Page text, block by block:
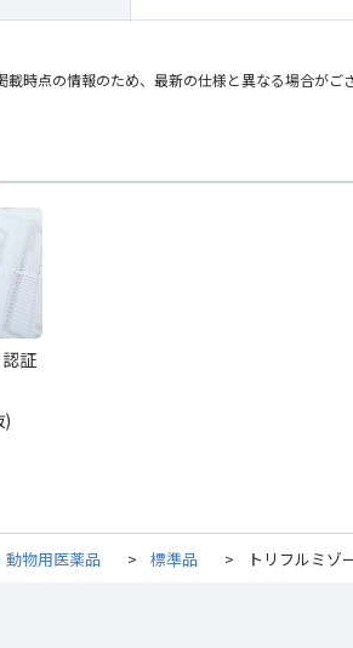
載時点の情報のため、最新の仕様と異なる場合がご
証
)
動物用医薬品 > 標準品 > トリフルミゾ